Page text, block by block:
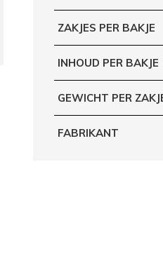
ZAKJES PER BAKJE
INHOUD PER BAKJE
GEWICHT PER
FABRIKANT